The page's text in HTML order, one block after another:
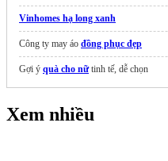
Vinhomes hạ long xanh
Công ty may áo đồng phục đẹp
Gợi ý quà cho nữtinh tế, dễ chọn
Xem nhiều